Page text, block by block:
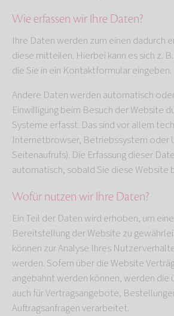
Wie erfassen wir Ihre Daten?
Ihre Daten werden zum einen dadurch
diese mitteilen. Hierbei kann es sich z.
die Sie in ein Kontaktformular eingeben.
Andere Daten werden automatisch
Einwilligung beim Besuch der Website
Systeme erfasst. Das sind vor allem
Internetbrowser, Betriebssystem oder
Seitenaufrufs). Die Erfassung dieser
automatisch, sobald Sie diese Website
Wofür nutzen wir Ihre Daten?
Ein Teil der Daten wird erhoben, um
Bereitstellung der Website zu
können zur Analyse Ihres
werden. Sofern über die Website
angebahnt werden können, werden
auch für Vertragsangebote,
Auftragsanfragen verarbeitet.